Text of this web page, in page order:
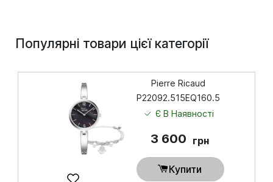
Популярні товари цієї категорії
Pierre Ricaud
P22092.515EQ160.5
Є В Наявності
3 600 грн
Купити